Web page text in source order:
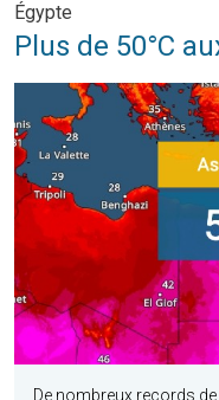
Égypte
Plus de 50°C
De nombreux records